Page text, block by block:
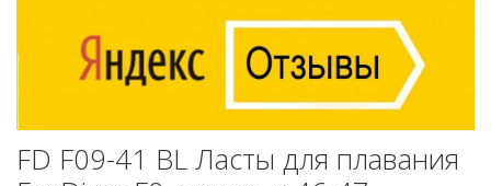
FD F09-41 BL Ласты для плавания